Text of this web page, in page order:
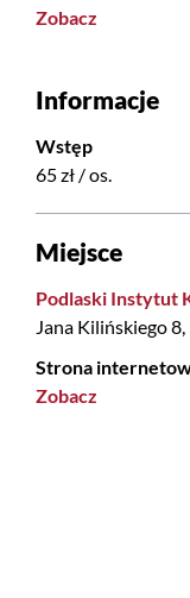
Zobacz
Informacje
Wstęp
65 zł / os.
Miejsce
Podlaski Instytut
Jana Kilińskiego
Strona
Zobacz